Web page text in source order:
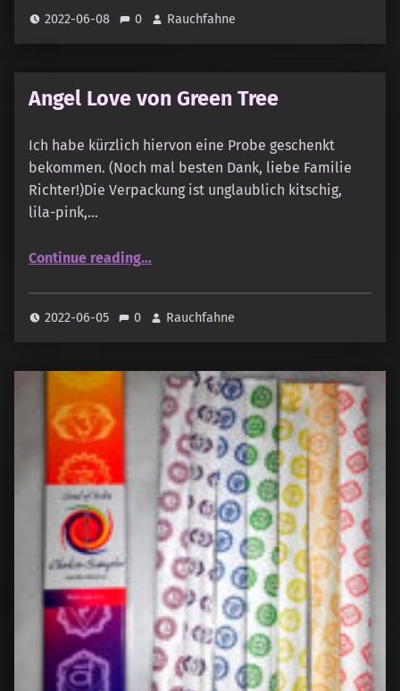
2022-06-08 0 Rauchfahne
Angel Love von Green Tree
Ich habe kürzlich hiervon eine Probe geschenkt
bekommen. (Noch mal besten Dank, liebe Familie
Richter!)Die Verpackung ist unglaublich kitschig,
lila-pink,…
Continue reading“Angel Love von Green Tree”
…
2022-06-05 0 Rauchfahne